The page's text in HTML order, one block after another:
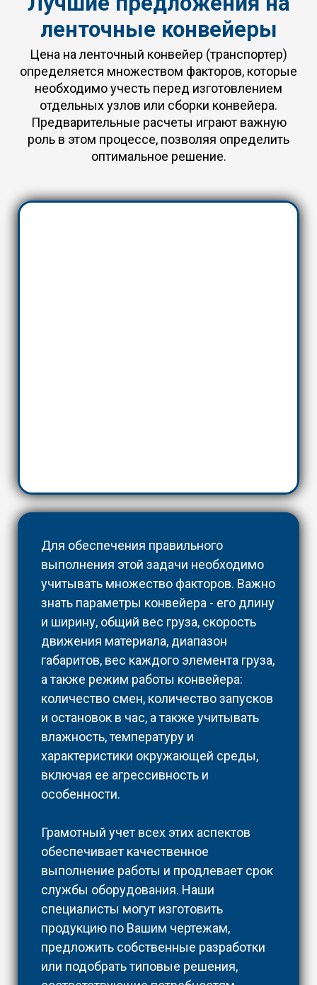
ленточные конвейеры
Цена на ленточный конвейер (транспортер)
определяется множеством факторов, которые
необходимо учесть перед изготовлением
отдельных узлов или сборки конвейера.
Предварительные расчеты играют важную
роль в этом процессе, позволяя определить
оптимальное решение.
Для обеспечения правильного
выполнения этой задачи необходимо
учитывать множество факторов. Важно
знать параметры конвейера - его длину
и ширину, общий вес груза, скорость
движения материала, диапазон
габаритов, вес каждого элемента груза,
а также режим работы конвейера:
количество смен, количество запусков
и остановок в час, а также учитывать
влажность, температуру и
характеристики окружающей среды,
включая ее агрессивность и
особенности.
Грамотный учет всех этих аспектов
обеспечивает качественное
выполнение работы и продлевает срок
службы оборудования. Наши
специалисты могут изготовить
продукцию по Вашим чертежам,
предложить собственные разработки
или подобрать типовые решения,